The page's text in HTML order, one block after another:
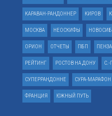
КАРАВАН-РАНДОННЕР КИРОВ
МОСКВА НЕОСКИФЫ
ОРИОН ОТЧЕТЫ ПБП ПЕНЗА
РЕЙТИНГ РОСТОВ НА ДОНУ С.-
СУПЕРРАНДОННЕ СУРА-МАРАФОН
ФРАНЦИЯ ЮЖНЫЙ ПУТЬ